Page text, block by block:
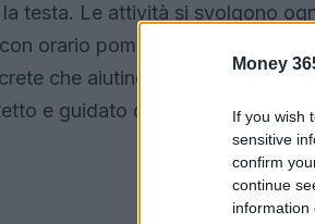
Money
If you wish
sensitive
confirm
continue
information
testa. Le attività si svolgono
orario pomeridiano dalle
che aiutino a capire
e guidato da professionisti.